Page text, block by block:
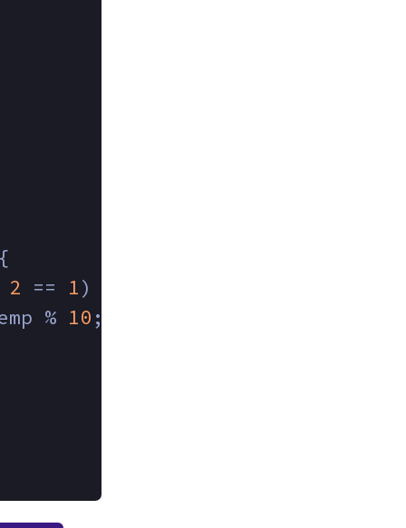
2 == 1)
%
10 ;